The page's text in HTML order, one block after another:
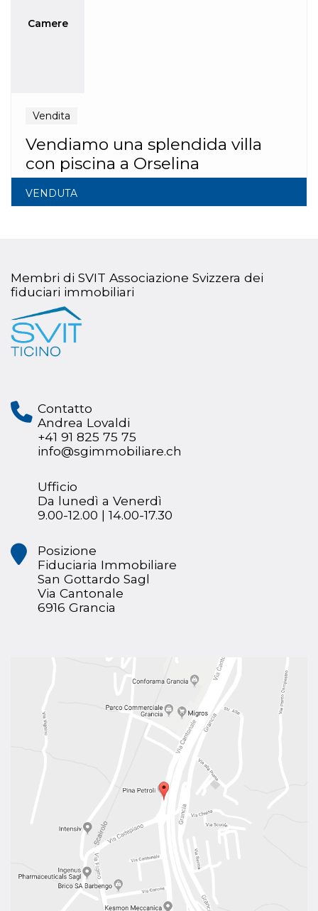
Camere
Vendita
Vendiamo una splendida villa
con piscina a Orselina
VENDUTA
Membri di SVIT Associazione Svizzera dei
fiduciari immobiliari
Contatto
Andrea Lovaldi
+41 91 825 75 75
info@sgimmobiliare.ch
Ufficio
Da lunedì a Venerdì
9.00-12.00 | 14.00-17.30
Posizione
Fiduciaria Immobiliare
San Gottardo Sagl
Via Cantonale
6916 Grancia